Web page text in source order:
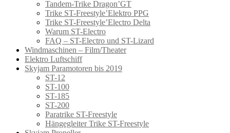
Tandem-Trike Dragon’GT
Trike ST-Freestyle’Elektro PPG
Trike ST-Freestyle’Electro Delta
Warum ST-Electro
FAQ – ST-Electro und ST-Lizard
Windmaschinen – Film/Theater
Elektro Luftschiff
Skyjam Paramotoren bis 2019
ST-12
ST-100
ST-185
ST-200
Paratrike ST-Freestyle
Hängegleiter Trike ST-Freestyle